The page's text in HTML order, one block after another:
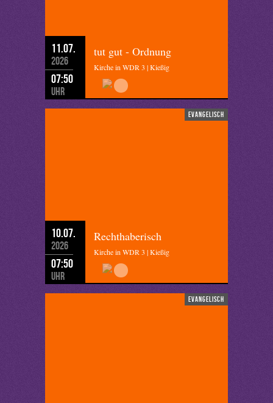
11.07.
2026
07:50
Uhr
tut gut - Ordnung
Kirche in WDR 3 | Kießig
evangelisch
10.07.
2026
07:50
Uhr
Rechthaberisch
Kirche in WDR 3 | Kießig
evangelisch